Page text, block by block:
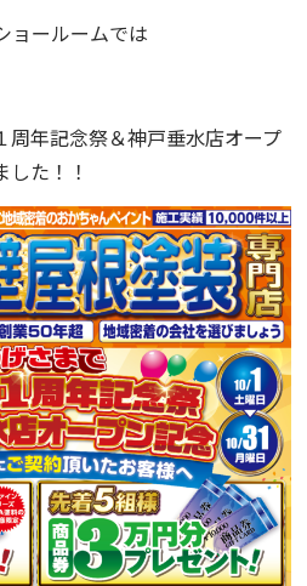
ョールームでは
周年記念祭＆神戸垂水店オープ
した！！